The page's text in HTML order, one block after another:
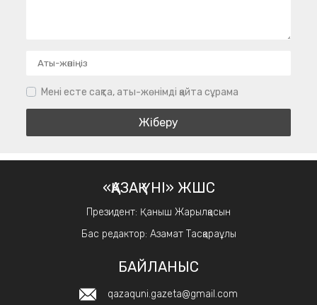
Мені есте сақта, аты-жөнімді қайта сұрама
«ҚАЗАҚ ҮНІ» ЖШС
Президент: Қаныш Жарылқасын
Бас редактор: Азамат Тасқараұлы
БАЙЛАНЫС
qazaquni.gazeta@gmail.com